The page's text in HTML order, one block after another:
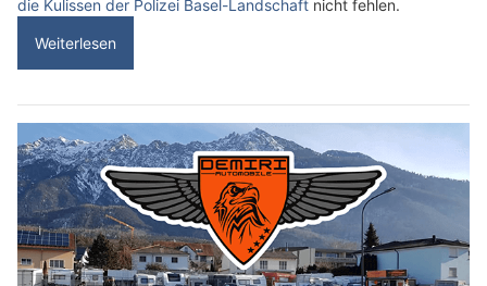
die Kulissen der Polizei Basel-Landschaft nicht fehlen.
Weiterlesen